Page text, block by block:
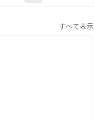
すべて表示